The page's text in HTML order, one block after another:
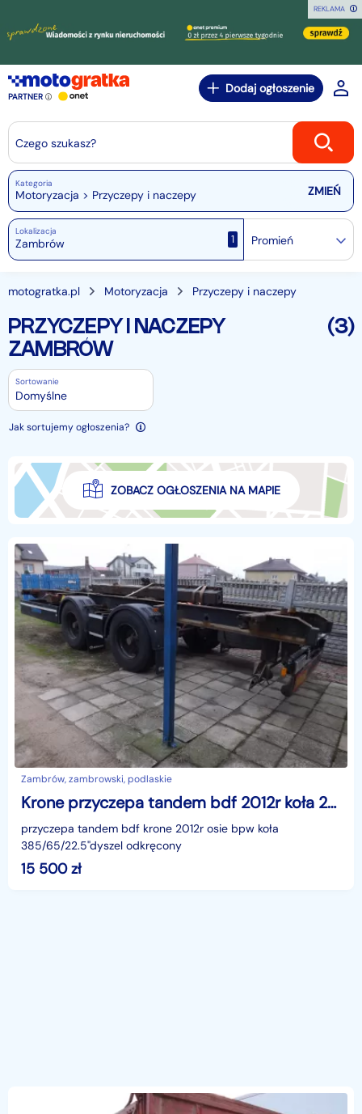
REKLAMA
PARTNER
Dodaj ogłoszenie
Czego szukasz?
Kategoria
Motoryzacja > Przyczepy i naczepy
Lokalizacja
1 Promień
motogratka.pl Motoryzacja Przyczepy i naczepy
PRZYCZEPY I NACZEPY
ZAMBRÓW
(3)
Sortowanie
Domyślne
Jak sortujemy ogłoszenia?
ZOBACZ OGŁOSZENIA NA MAPIE
Zambrów, zambrowski, podlaskie
Krone przyczepa tandem bdf 2012r koła 22.5''
przyczepa tandem bdf krone 2012r osie bpw koła
385/65/22.5''dyszel odkręcony
15 500zł